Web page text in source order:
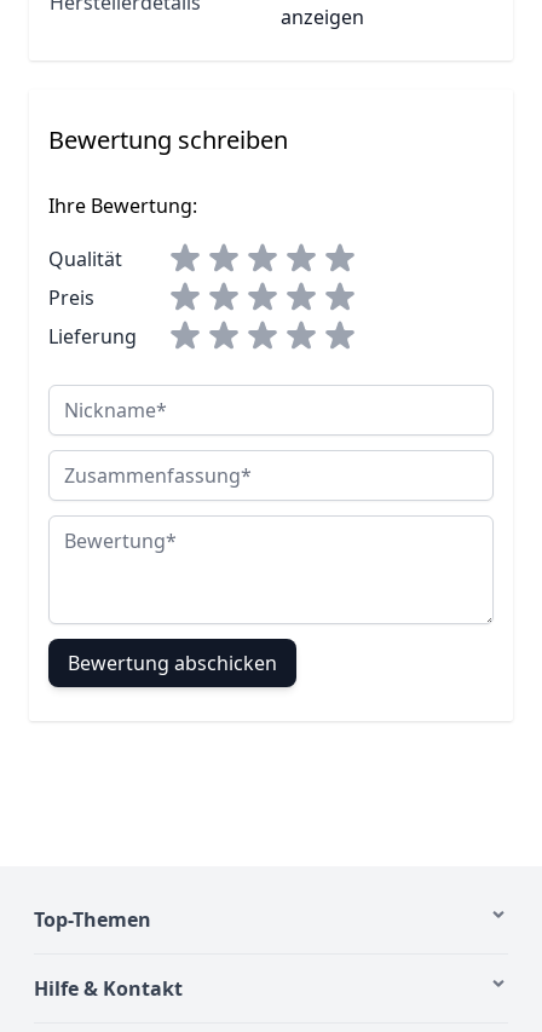
anzeigen
Bewertung schreiben
Ihre Bewertung:
Qualität
Preis
Lieferung
Nickname
Zusammenfassung
Bewertung
Bewertung abschicken
Top-Themen
Hilfe & Kontakt